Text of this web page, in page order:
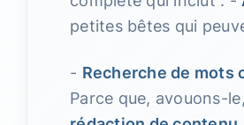
petites bêtes qui
- Recherche de mots
Parce que, avouons-